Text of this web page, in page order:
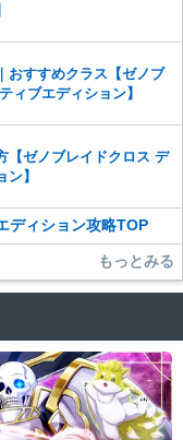
おすすめクラス【ゼノブ
ィブエディション】
【ゼノブレイドクロス デ
】
ディション攻略TOP
もっとみる